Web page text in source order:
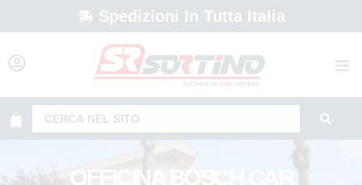
Spedizioni In Tutta Italia
OFFICINA BOSCH CAR